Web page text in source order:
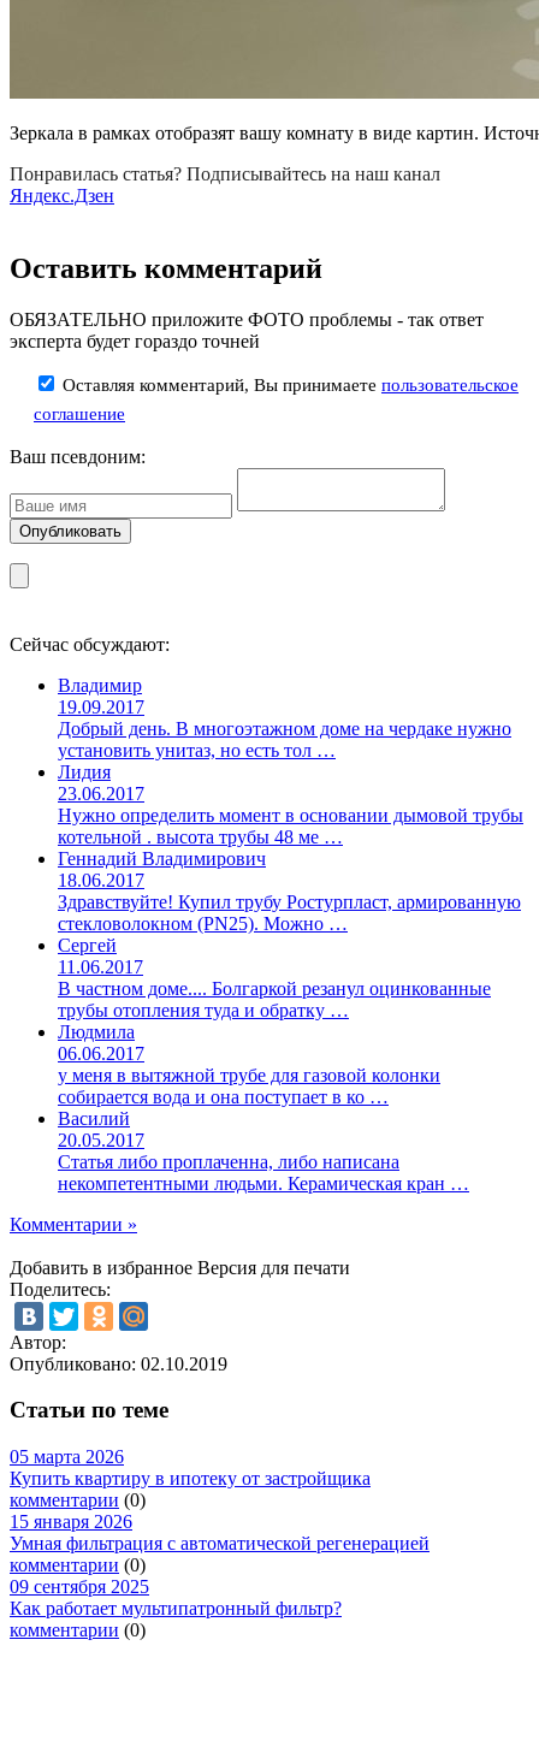
Зеркала в рамках отобразят вашу комнату в виде картин.
Понравилась статья? Подписывайтесь на наш канал
Яндекс.Дзен
Оставить комментарий
ОБЯЗАТЕЛЬНО приложите ФОТО проблемы - так ответ
эксперта будет гораздо точней
Оставляя комментарий, Вы принимаете пользовательское
соглашение
Ваш псевдоним:
Сейчас обсуждают:
Владимир
19.09.2017
Добрый день. В многоэтажном доме на чердаке нужно
установить унитаз, но есть тол …
Лидия
23.06.2017
Нужно определить момент в основании дымовой трубы
котельной . высота трубы 48 ме …
Геннадий Владимирович
18.06.2017
Здравствуйте! Купил трубу Ростурпласт, армированную
стекловолокном (PN25). Можно …
Сергей
11.06.2017
В частном доме.... Болгаркой резанул оцинкованные
трубы отопления туда и обратку …
Людмила
06.06.2017
у меня в вытяжной трубе для газовой колонки
собирается вода и она поступает в ко …
Василий
20.05.2017
Статья либо проплаченна, либо написана
некомпетентными людьми. Керамическая кран …
Комментарии »
Добавить в избранное Версия для печати
Поделитесь:
Автор:
Опубликовано: 02.10.2019
Статьи по теме
05 марта 2026
Купить квартиру в ипотеку от застройщика
комментарии (0)
15 января 2026
Умная фильтрация с автоматической регенерацией
комментарии (0)
09 сентября 2025
Как работает мультипатронный фильтр?
комментарии (0)